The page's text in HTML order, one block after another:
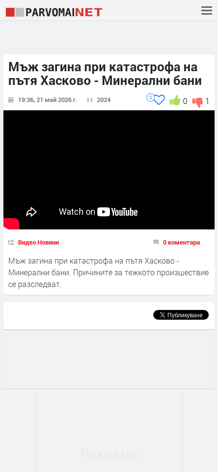
Мъж загина при катастрофа на
пътя Хасково - Минерални бани
19:36, 21 май 2026 г. 2024 1
0
0
Видео Новини 0 коментара
Мъж загина при катастрофа на пътя Хасково -
Минерални бани. Причините за тежкото произшествие
се разследват.